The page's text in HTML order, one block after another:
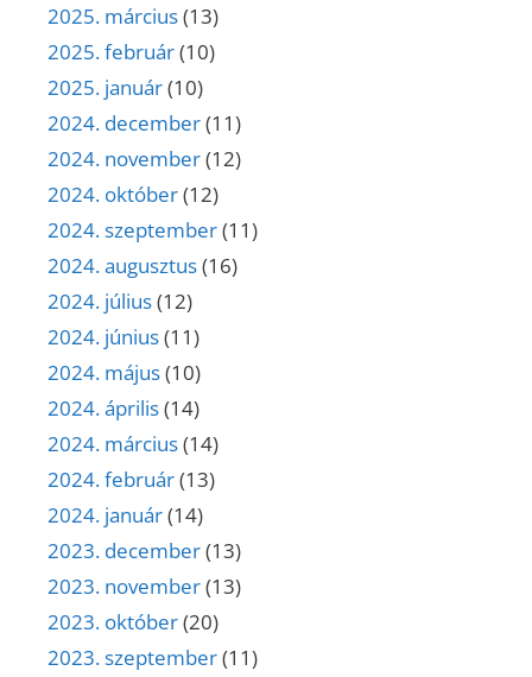
2025. március(13)
2025. február(10)
2025. január(10)
2024. december(11)
2024. november(12)
2024. október(12)
2024. szeptember(11)
2024. augusztus(16)
2024. július(12)
2024. június(11)
2024. május(10)
2024. április(14)
2024. március(14)
2024. február(13)
2024. január(14)
2023. december(13)
2023. november(13)
2023. október(20)
2023. szeptember(11)